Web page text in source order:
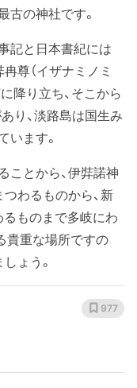
古の神社です。
記と日本書紀には
尊（イザナミノミ
降り立ち、そこから
り、淡路島は国生み
います。
ことから、伊弉諾神
わるものから、新
るものまで多岐にわ
貴重な場所ですの
ょう。
977